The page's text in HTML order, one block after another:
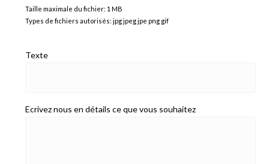
Taille maximale du fichier: 1 MB
Types de fichiers autorisés: jpg jpeg jpe png gif
Texte
Ecrivez nous en détails ce que vous souhaitez